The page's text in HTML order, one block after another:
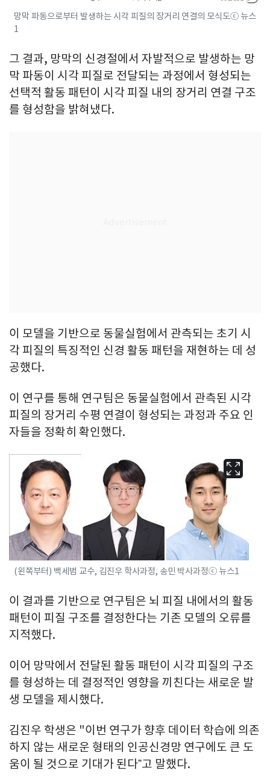
망막 파동으로부터 발생하는 시각 피질의 장거리 연결의 모식도ⓒ 뉴스
1
그 결과, 망막의 신경절에서 자발적으로 발생하는 망
막 파동이 시각 피질로 전달되는 과정에서 형성되는
선택적 활동 패턴이 시각 피질 내의 장거리 연결 구조
를 형성함을 밝혀냈다.
이 모델을 기반으로 동물실험에서 관측되는 초기 시
각 피질의 특징적인 신경 활동 패턴을 재현하는 데 성
공했다.
이 연구를 통해 연구팀은 동물실험에서 관측된 시각
피질의 장거리 수평 연결이 형성되는 과정과 주요 인
자들을 정확히 확인했다.
(왼쪽부터) 백세범 교수, 김진우 학사과정, 송민 박사과정ⓒ 뉴스1
이 결과를 기반으로 연구팀은 뇌 피질 내에서의 활동
패턴이 피질 구조를 결정한다는 기존 모델의 오류를
지적했다.
이어 망막에서 전달된 활동 패턴이 시각 피질의 구조
를 형성하는 데 결정적인 영향을 끼친다는 새로운 발
생 모델을 제시했다.
김진우 학생은 "이번 연구가 향후 데이터 학습에 의존
하지 않는 새로운 형태의 인공신경망 연구에도 큰 도
움이 될 것으로 기대가 된다ˮ고 말했다.